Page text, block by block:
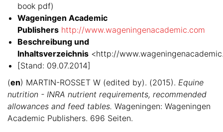
book pdf)
Wageningen Academic
Publishers http://www.wageningenacademic.com
Beschreibung und
Inhaltsverzeichnis <http://
[Stand: 09.07.2014]
(en) MARTIN-ROSSET W (edited by). (2015). Equine
nutrition - INRA nutrient requirements, recommended
allowances and feed tables. Wageningen: Wageningen
Academic Publishers. 696 Seiten.